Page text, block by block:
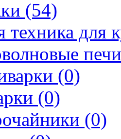
(54)
техника для
(0)
(0)
(0)